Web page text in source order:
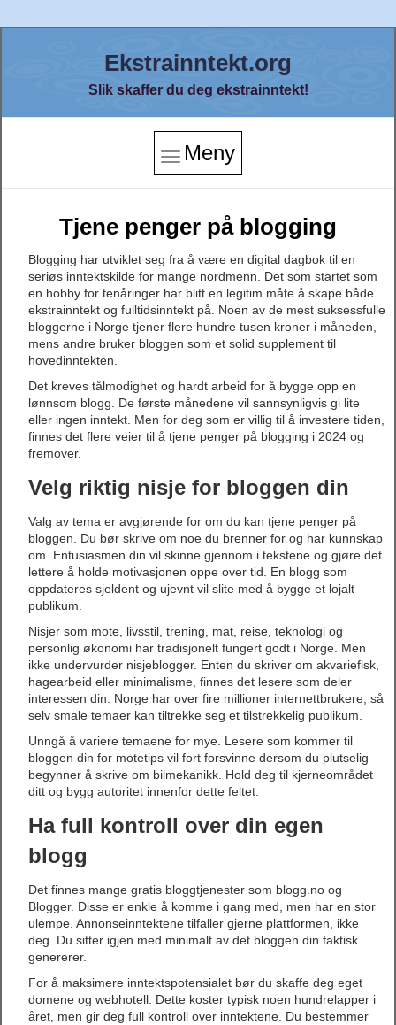
Ekstrainntekt.org
Slik skaffer du deg ekstrainntekt!
Meny
Tjene penger på blogging
Blogging har utviklet seg fra å være en digital dagbok til en
seriøs inntektskilde for mange nordmenn. Det som startet som
en hobby for tenåringer har blitt en legitim måte å skape både
ekstrainntekt og fulltidsinntekt på. Noen av de mest suksessfulle
bloggerne i Norge tjener flere hundre tusen kroner i måneden,
mens andre bruker bloggen som et solid supplement til
hovedinntekten.
Det kreves tålmodighet og hardt arbeid for å bygge opp en
lønnsom blogg. De første månedene vil sannsynligvis gi lite
eller ingen inntekt. Men for deg som er villig til å investere tiden,
finnes det flere veier til å tjene penger på blogging i 2024 og
fremover.
Velg riktig nisje for bloggen din
Valg av tema er avgjørende for om du kan tjene penger på
bloggen. Du bør skrive om noe du brenner for og har kunnskap
om. Entusiasmen din vil skinne gjennom i tekstene og gjøre det
lettere å holde motivasjonen oppe over tid. En blogg som
oppdateres sjeldent og ujevnt vil slite med å bygge et lojalt
publikum.
Nisjer som mote, livsstil, trening, mat, reise, teknologi og
personlig økonomi har tradisjonelt fungert godt i Norge. Men
ikke undervurder nisjeblogger. Enten du skriver om akvariefisk,
hagearbeid eller minimalisme, finnes det lesere som deler
interessen din. Norge har over fire millioner internettbrukere, så
selv smale temaer kan tiltrekke seg et tilstrekkelig publikum.
Unngå å variere temaene for mye. Lesere som kommer til
bloggen din for motetips vil fort forsvinne dersom du plutselig
begynner å skrive om bilmekanikk. Hold deg til kjerneområdet
ditt og bygg autoritet innenfor dette feltet.
Ha full kontroll over din egen
blogg
Det finnes mange gratis bloggtjenester som blogg.no og
Blogger. Disse er enkle å komme i gang med, men har en stor
ulempe. Annonseinntektene tilfaller gjerne plattformen, ikke
deg. Du sitter igjen med minimalt av det bloggen din faktisk
genererer.
For å maksimere inntektspotensialet bør du skaffe deg eget
domene og webhotell. Dette koster typisk noen hundrelapper i
året, men gir deg full kontroll over inntektene. Du bestemmer